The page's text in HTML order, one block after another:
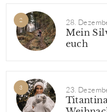
28.
Mein
euch
23.